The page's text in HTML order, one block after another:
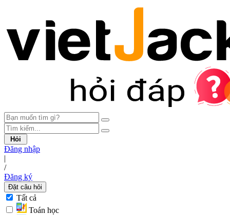
Hỏi
Đăng nhập
|
/
Đăng ký
Đặt câu hỏi
Tất cả
Toán học